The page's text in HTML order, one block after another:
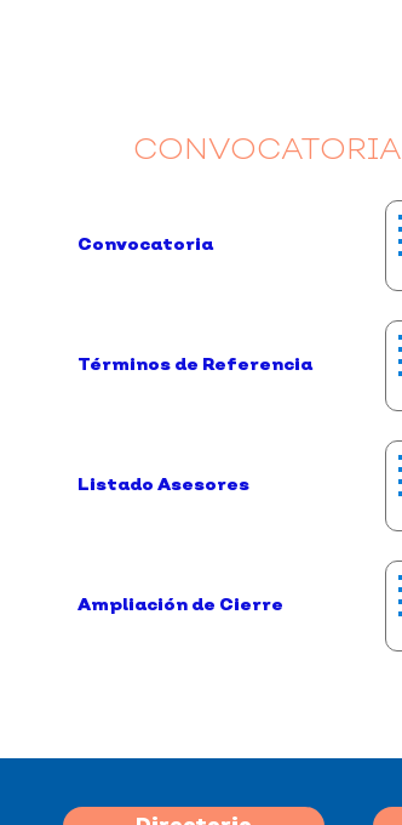
CONVOCATORIA
Convocatoria
Términos de Referencia
Listado Asesores
Ampliación de Cierre